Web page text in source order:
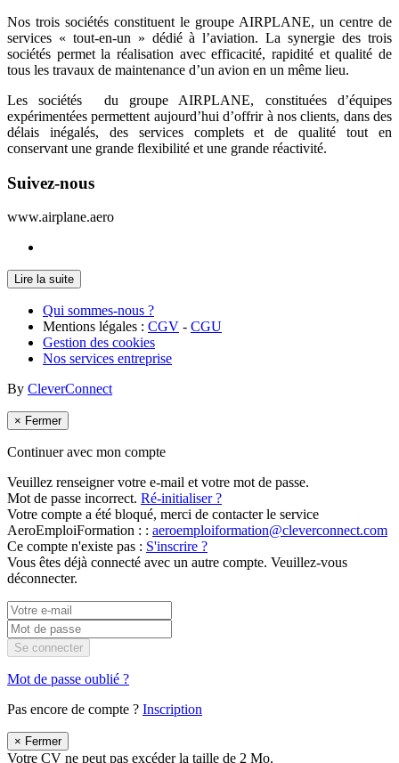
Nos trois sociétés constituent le groupe AIRPLANE, un centre de
services « tout-en-un » dédié à l’aviation. La synergie des trois
sociétés permet la réalisation avec efficacité, rapidité et qualité de
tous les travaux de maintenance d’un avion en un même lieu.
Les sociétés du groupe AIRPLANE, constituées d’équipes
expérimentées permettent aujourd’hui d’offrir à nos clients, dans des
délais inégalés, des services complets et de qualité tout en
conservant une grande flexibilité et une grande réactivité.
Suivez-nous
www.airplane.aero
Lire la suite
Qui sommes-nous ?
Mentions légales : CGV - CGU
Gestion des cookies
Nos services entreprise
By CleverConnect
× Fermer
Continuer avec mon compte
Veuillez renseigner votre e-mail et votre mot de passe.
Mot de passe incorrect. Ré-initialiser ?
Votre compte a été bloqué, merci de contacter le service
AeroEmploiFormation : : aeroemploiformation@cleverconnect.com
Ce compte n'existe pas : S'inscrire ?
Vous êtes déjà connecté avec un autre compte. Veuillez-vous
déconnecter.
Se connecter
Mot de passe oublié ?
Pas encore de compte ? Inscription
× Fermer
Votre CV ne peut pas excéder la taille de 2 Mo.